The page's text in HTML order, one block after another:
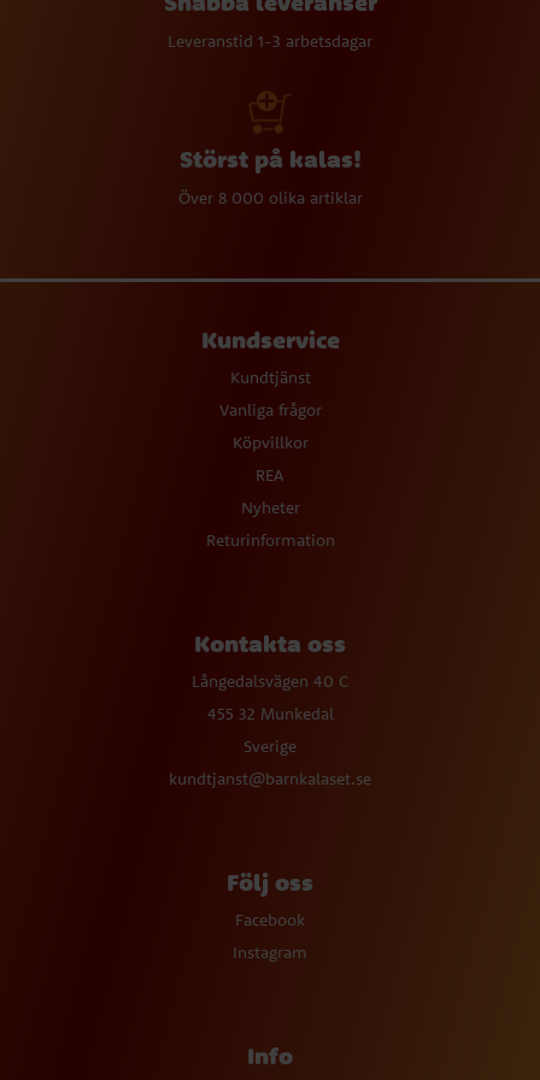
Leveranstid 1-3 arbetsdagar
Störst på kalas!
Över 8 000 olika artiklar
Kundservice
Kundtjänst
Vanliga frågor
Köpvillkor
REA
Nyheter
Returinformation
Kontakta oss
Långedalsvägen 40 C
455 32 Munkedal
Sverige
kundtjanst@barnkalaset.se
Följ oss
Facebook
Instagram
Info